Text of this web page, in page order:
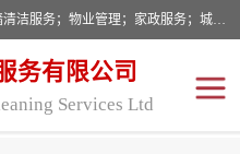
企业的经营范围为:保洁服务；建筑物外墙清洁服务；物业管理；家政服务；城市园林绿化；劳务分包；技术开发、技术转让、技术服务；销售保洁设备、卫生用品、化工产品（不含危险化学品及一类易制毒化学品）、日用品、办公设备、建筑材料、装饰材料；图文设计；清洁服务（不含餐具消毒）；中央空调维修；工程设计；施工总承包；专业承包。
务有限公司
Services Ltd